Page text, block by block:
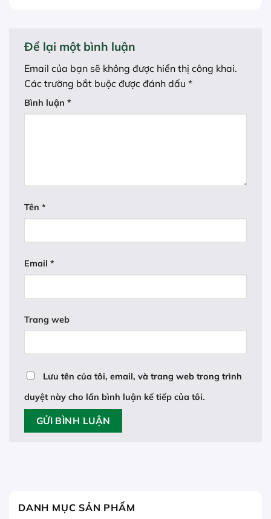
Để lại một bình luận
Email của bạn sẽ không được hiển thị công khai.
Các trường bắt buộc được đánh dấu *
Bình luận *
Tên *
Email *
Trang web
Lưu tên của tôi, email, và trang web trong trình
duyệt này cho lần bình luận kế tiếp của tôi.
DANH MỤC SẢN PHẨM